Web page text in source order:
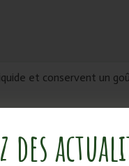
et conservent un
des